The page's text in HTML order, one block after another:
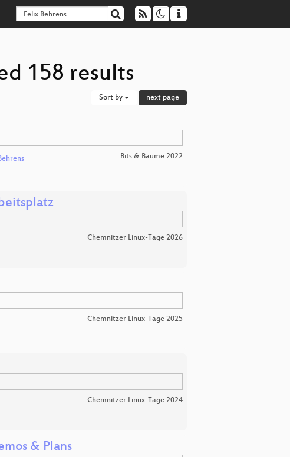
158 results
Sort by next page
Bits & Bäume 2022
Chemnitzer Linux-Tage 2026
Chemnitzer Linux-Tage 2025
Chemnitzer Linux-Tage 2024
& Plans